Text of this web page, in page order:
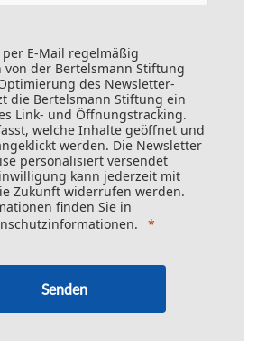
per E-Mail regelmäßig
der Bertelsmann Stiftung
des Newsletter-
die Bertelsmann Stiftung ein
Link- und Öffnungstracking.
welche Inhalte geöffnet und
werden. Die Newsletter
personalisiert versendet
kann jederzeit mit
Zukunft widerrufen werden.
finden Sie in
.
Senden